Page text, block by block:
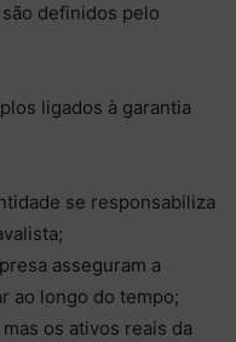
definidos pelo
ligados à garantia
se responsabiliza
asseguram a
ao longo do tempo;
os ativos reais da